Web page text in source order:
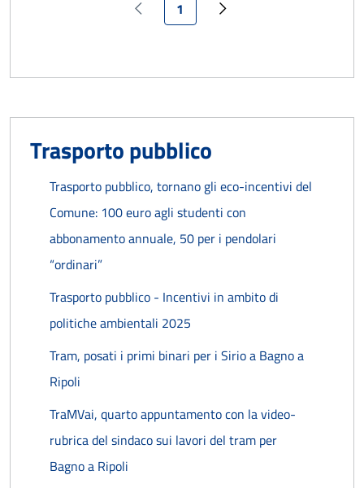
Pagina precedente
1 Pagina successiva
Trasporto pubblico
Trasporto pubblico, tornano gli eco-incentivi del
Comune: 100 euro agli studenti con
abbonamento annuale, 50 per i pendolari
“ordinari”
Trasporto pubblico - Incentivi in ambito di
politiche ambientali 2025
Tram, posati i primi binari per i Sirio a Bagno a
Ripoli
TraMVai, quarto appuntamento con la video-
rubrica del sindaco sui lavori del tram per
Bagno a Ripoli